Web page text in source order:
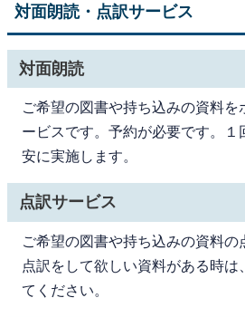
対面朗読・点訳サービス
対面朗読
ご希望の図書や持ち込みの資料を
ービスです。予約が必要です。１
安に実施します。
点訳サービス
ご希望の図書や持ち込みの資料の
点訳をして欲しい資料がある時は、
てください。